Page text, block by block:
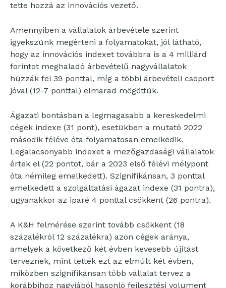
tette hozzá az innovációs vezető.
Amennyiben a vállalatok árbevétele szerint
igyekszünk megérteni a folyamatokat, jól látható,
hogy az innovációs indexet továbbra is a 4 milliárd
forintot meghaladó árbevételű nagyvállalatok
húzzák fel 39 ponttal, míg a többi árbevételi csoport
jóval (12-7 ponttal) elmarad mögöttük.
Ágazati bontásban a legmagasabb a kereskedelmi
cégek indexe (31 pont), esetükben a mutató 2022
második féléve óta folyamatosan emelkedik.
Legalacsonyabb indexet a mezőgazdasági vállalatok
értek el (22 pontot, bár a 2023 első félévi mélypont
óta némileg emelkedett). Szignifikánsan, 3 ponttal
emelkedett a szolgáltatási ágazat indexe (31 pontra),
ugyanakkor az iparé 4 ponttal csökkent (26 pontra).
A K&H felmérése szerint tovább csökkent (18
százalékról 12 százalékra) azon cégek aránya,
amelyek a következő két évben kevesebb újítást
terveznek, mint tették ezt az elmúlt két évben,
miközben szignifikánsan több vállalat tervez a
korábbihoz nagyjából hasonló fejlesztési volument